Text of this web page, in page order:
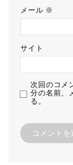
メール ※
サイト
次回のコメ
分の名前、
る。